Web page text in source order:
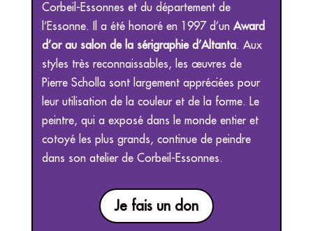
Corbeil-Essonnes et du département de
l’Essonne. Il a été honoré en 1997 d’unAward
d’or au salon de la sérigraphie d’Altanta. Aux
styles très reconnaissables, les œuvres de
Pierre Scholla sont largement appréciées pour
leur utilisation de la couleur et de la forme. Le
peintre, qui a exposé dans le monde entier et
cotoyé les plus grands, continue de peindre
dans son atelier de Corbeil-Essonnes.
Je fais un don